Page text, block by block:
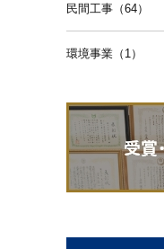
民間工事（64）
環境事業（1）